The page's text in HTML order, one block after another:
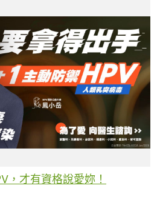
，才有資格說愛妳！